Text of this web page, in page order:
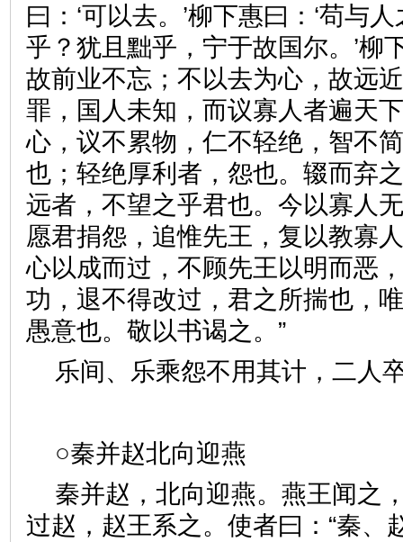
曰：‘可以去。’柳下惠曰：‘苟与
乎？犹且黜乎，宁于故国尔。’柳
故前业不忘；不以去为心，故远
罪，国人未知，而议寡人者遍天
心，议不累物，仁不轻绝，智不
也；轻绝厚利者，怨也。辍而弃
远者，不望之乎君也。今以寡人
愿君捐怨，追惟先王，复以教寡
心以成而过，不顾先王以明而恶
功，退不得改过，君之所揣也，
愚意也。敬以书谒之。”
乐间、乐乘怨不用其计，二
○秦并赵北向迎燕
秦并赵，北向迎燕。燕王闻之
过赵，赵王系之。使者曰：“秦、